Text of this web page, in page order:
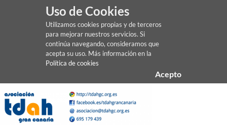
Uso de Cookies
Utilizamos cookies propias y de terceros
para mejorar nuestros servicios. Si
continúa navegando, consideramos que
acepta su uso. Más información en la
Política de cookies
Acepto
al
contenido